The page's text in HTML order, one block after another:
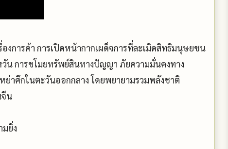
งการค้า การเปิดหน้ากากเผด็จการที่ละเมิดสิทธิมนุษยชน
วัน การขโมยทรัพย์สินทางปัญญา ภัยความมั่นคงทาง
ย่าศึกในตะวันออกกลาง โดยพยายามรวมพลังชาติ
จีน
ยิ่ง